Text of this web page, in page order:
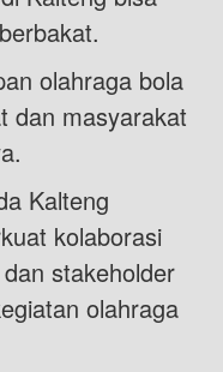
olahraga bola
dan masyarakat
Kalteng
kolaborasi
stakeholder
olahraga